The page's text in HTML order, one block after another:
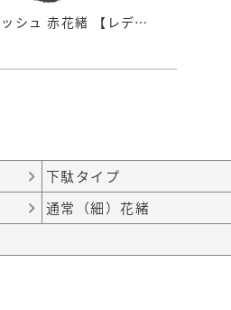
雪駄 パナマメッシュ 赤花緒 【レディース】【ユニセックス】｜H4650G
下駄タイプ
通常（細）花緒